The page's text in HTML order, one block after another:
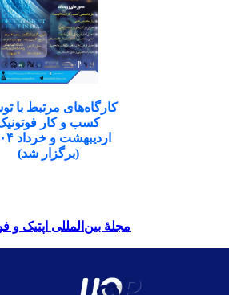
کارگاه‌های مرتبط با
کسب و کار فوتونیک
اردیبهشت و خرداد ۱۴۰۴
(برگزار شد)
مجلۀ بین‌المللی اپتیک و